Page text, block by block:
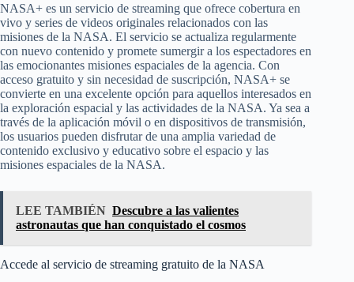
NASA+ es un servicio de streaming que ofrece cobertura en
vivo y series de videos originales relacionados con las
misiones de la NASA. El servicio se actualiza regularmente
con nuevo contenido y promete sumergir a los espectadores en
las emocionantes misiones espaciales de la agencia. Con
acceso gratuito y sin necesidad de suscripción, NASA+ se
convierte en una excelente opción para aquellos interesados en
la exploración espacial y las actividades de la NASA. Ya sea a
través de la aplicación móvil o en dispositivos de transmisión,
los usuarios pueden disfrutar de una amplia variedad de
contenido exclusivo y educativo sobre el espacio y las
misiones espaciales de la NASA.
LEE TAMBIÉN Descubre a las valientes
astronautas que han conquistado el cosmos
Accede al servicio de streaming gratuito de la NASA